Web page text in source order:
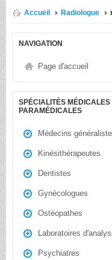
Accueil Radiologue
NAVIGATION
Page d'accueil
SPÉCIALITÉS MÉDICALES
PARAMÉDICALES
Médecins
Kinésithérapeutes
Dentistes
Gynécologues
Ostéopathes
Laboratoires
Psychiatres